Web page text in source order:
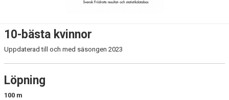
KALENDER
MEDLEMSANSÖKAN/PROVA-PÅ
10-bästa kvinnor
Uppdaterad till och med säsongen 2023
Löpning
100 m